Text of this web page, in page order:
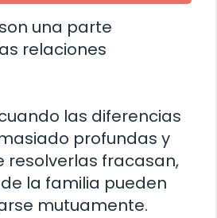
una parte
relaciones
las diferencias
profundas y
resolverlas fracasan,
la familia pueden
mutuamente.